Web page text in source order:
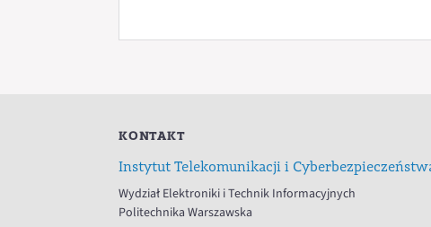
KONTAKT
Instytut Telekomunikacji i
Wydział Elektroniki i Technik Informacyjnych
Politechnika Warszawska